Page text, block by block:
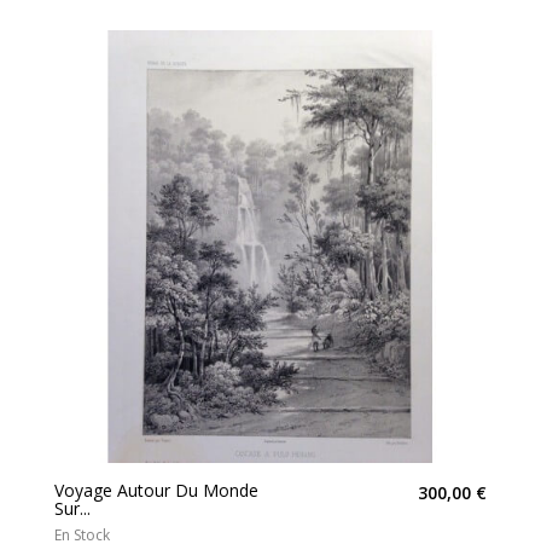
Voyage Autour Du Monde
Sur...
300,00 €
En Stock